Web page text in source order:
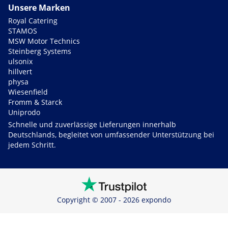
Unsere Marken
Royal Catering
STAMOS
MSW Motor Technics
Steinberg Systems
ulsonix
hillvert
physa
Wiesenfield
Fromm & Starck
Uniprodo
Schnelle und zuverlässige Lieferungen innerhalb
Deutschlands, begleitet von umfassender Unterstützung bei
jedem Schritt.
Copyright © 2007 - 2026 expondo